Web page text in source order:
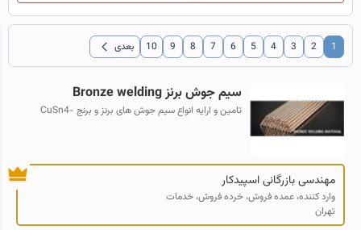
1
2
3
4
5
6
7
8
9
10 بعدی chevron_left
سیم جوش برنز Bronze welding
تامین و ارایه انواع سیم جوش های برنز و برنج CuSn4-
مهندسی بازرگانی اسپیدکار
وارد کننده، عمده فروش، خرده فروش، خدمات
تهران